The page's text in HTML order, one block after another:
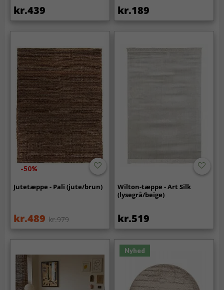
kr.439 kr.189
-50%
Jutetæppe - Pali (jute/brun)
kr.489 kr.979
Wilton-tæppe - Art Silk
(lysegrå/beige)
kr.519
Nyhed